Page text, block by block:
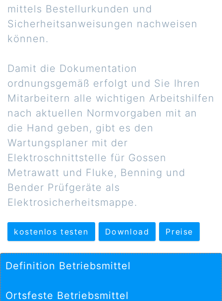
mittels Bestellurkunden und
Sicherheitsanweisungen nachweisen
können.
Damit die Dokumentation
ordnungsgemäß erfolgt und Sie Ihren
Mitarbeitern alle wichtigen Arbeitshilfen
nach aktuellen Normvorgaben mit an
die Hand geben, gibt es den
Wartungsplaner mit der
Elektroschnittstelle für Gossen
Metrawatt und Fluke, Benning und
Bender Prüfgeräte als
Elektrosicherheitsmappe.
kostenlos testen Download Preise
Definition Betriebsmittel
Ortsfeste Betriebsmittel